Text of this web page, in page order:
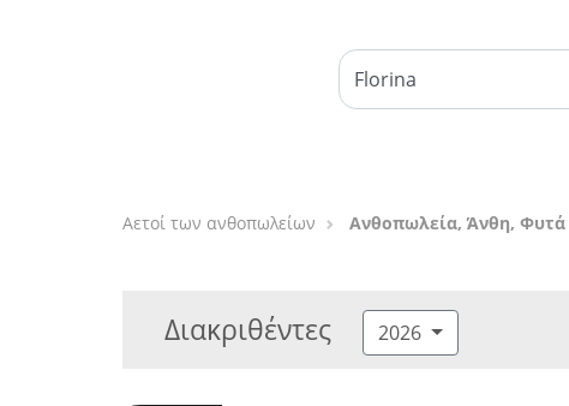
Αετοί των ανθοπωλείων Ανθοπωλεία, Άνθη,
Διακριθέντες 2026